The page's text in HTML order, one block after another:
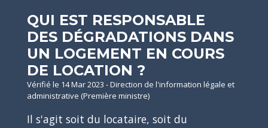
QUI EST RESPONSABLE
DES DÉGRADATIONS DANS
UN LOGEMENT EN COURS
DE LOCATION ?
Vérifié le 14 Mar 2023 - Direction de l'information légale et
administrative (Première ministre)
Il s'agit soit du locataire, soit du